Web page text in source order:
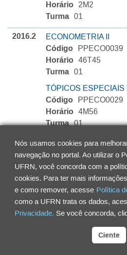
Nós usamos cookies para
navegação no portal. Ao utilizar o
UFRN, você concorda com a
cookies. Para ter mais
e como remover, acesse Política
como a UFRN trata os dados,
Privacidade. Se você concorda,
Ciente
Horário
2M2
Turma 01
2016.2
ECONOMETRIA II
Código
PPECO0039
Horário 46T45
Turma 01
TÓPICOS ESPECIAIS
Código
PPECO0029
Horário 4M56
Turma 01
2016.1
ESTÁGIO DOCÊNCIA
Código
ECO1027
Horário 7M12
Turma
06
Universidade Federal do Rio Grande